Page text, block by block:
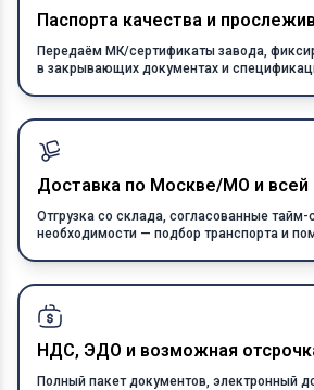
Паспорта качества и
Передаём МК/сертификаты завода,
в закрывающих документах и
Доставка по Москве/МО и
Отгрузка со склада, согласованные тайм-
необходимости — подбор транспорта и
НДС, ЭДО и возможная
Полный пакет документов, электронный